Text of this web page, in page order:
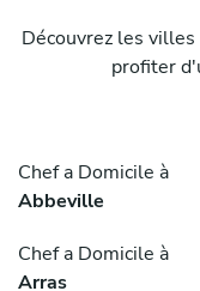
Découvrez les
profiter
Chef a Domicile à
Abbeville
Chef a Domicile à
Arras